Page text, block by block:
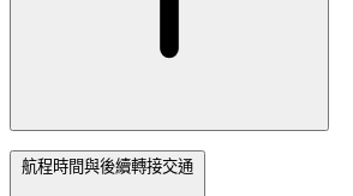
航程時間與後續轉接交通